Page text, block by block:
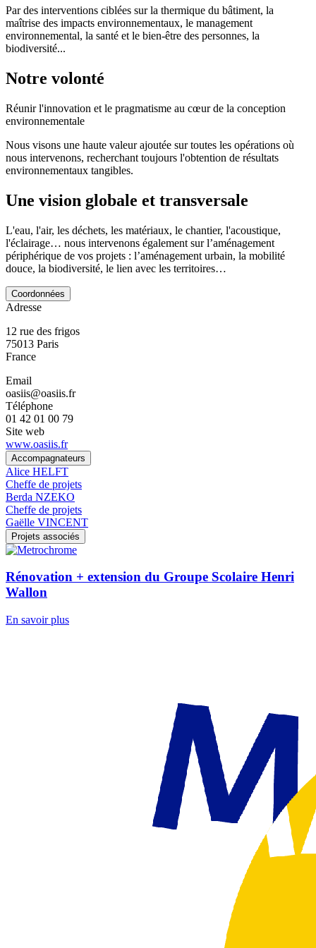
Par des interventions ciblées sur la thermique du bâtiment, la
maîtrise des impacts environnementaux, le management
environnemental, la santé et le bien-être des personnes, la
biodiversité...
Notre volonté
Réunir l'innovation et le pragmatisme au cœur de la conception
environnementale
Nous visons une haute valeur ajoutée sur toutes les opérations où
nous intervenons, recherchant toujours l'obtention de résultats
environnementaux tangibles.
Une vision globale et transversale
L'eau, l'air, les déchets, les matériaux, le chantier, l'acoustique,
l'éclairage… nous intervenons également sur l’aménagement
périphérique de vos projets : l’aménagement urbain, la mobilité
douce, la biodiversité, le lien avec les territoires…
Coordonnées
Adresse
12 rue des frigos
75013 Paris
France
Email
oasiis@oasiis.fr
Téléphone
01 42 01 00 79
Site web
www.oasiis.fr
Accompagnateurs
Alice HELFT
Cheffe de projets
Berda NZEKO
Cheffe de projets
Gaëlle VINCENT
Projets associés
Rénovation + extension du Groupe Scolaire Henri
Wallon
En savoir plus